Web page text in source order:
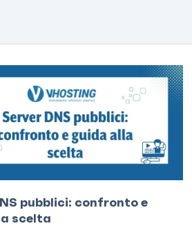
pubblici: confronto e
scelta